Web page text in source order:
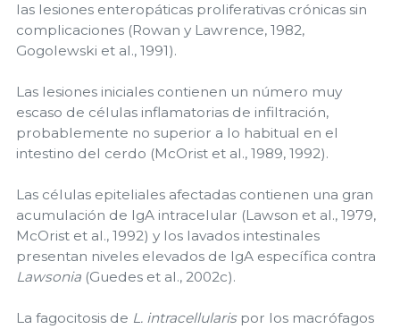
las lesiones enteropáticas proliferativas crónicas sin
complicaciones (Rowan y Lawrence, 1982,
Gogolewski et al., 1991).
Las lesiones iniciales contienen un número muy
escaso de células inflamatorias de infiltración,
probablemente no superior a lo habitual en el
intestino del cerdo (McOrist et al., 1989, 1992).
Las células epiteliales afectadas contienen una gran
acumulación de IgA intracelular (Lawson et al., 1979,
McOrist et al., 1992) y los lavados intestinales
presentan niveles elevados de IgA específica contra
Lawsonia (Guedes et al., 2002c).
La fagocitosis de L. intracellularis por los macrófagos